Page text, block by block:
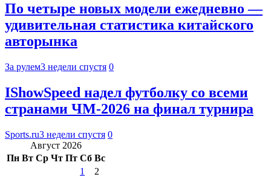
По четыре новых модели ежедневно —
удивительная статистика китайского
авторынка
За рулем3 недели спустя 0
IShowSpeed надел футболку со всеми
странами ЧМ-2026 на финал турнира
Sports.ru3 недели спустя 0
Август 2026
Пн Вт Ср Чт Пт Сб Вс
1
2